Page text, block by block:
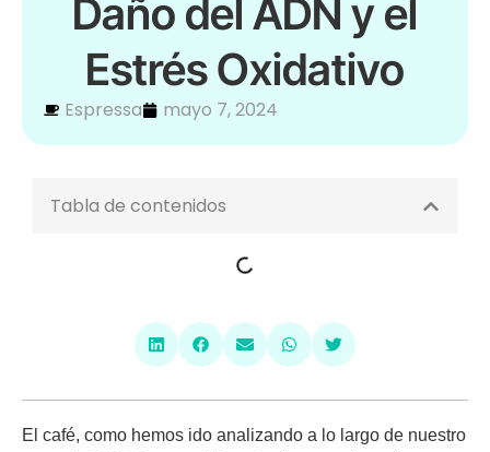
Daño del ADN y el
Estrés Oxidativo
Espressa mayo 7, 2024
Tabla de contenidos
El café, como hemos ido analizando a lo largo de nuestro